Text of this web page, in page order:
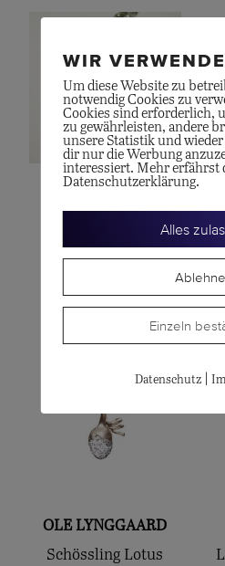
CHF7'150.00
OLE LYNGGAARD
Schössling Lotus
WIR
Um diese Website zu
notwendig Cookies zu
Cookies sind erforderlich,
zu gewährleisten, andere
unsere Statistik und
dir nur die Werbung
interessiert. Mehr erfährst
Datenschutzerklärung.
Alles
Einzeln
Datenschutz|